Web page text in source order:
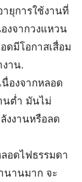
ยุการใช้งานที่
งจากวงแหวน
ดมีโอกาสเสื่อม
าน.
นื่องจากหลอด
นต่ำ มันไม่
งงานหรือลด
อดไฟธรรมดา
นานมาก จะ